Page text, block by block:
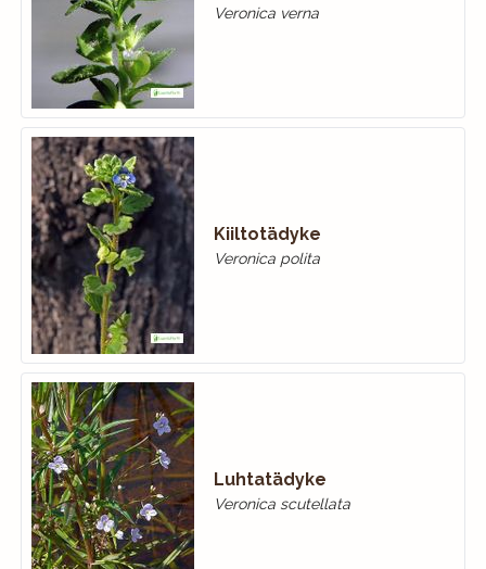
Veronica verna
Kiiltotädyke
Veronica polita
Luhtatädyke
Veronica scutellata